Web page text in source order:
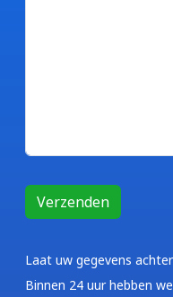
Laat uw gegevens
Binnen 24 uur hebben